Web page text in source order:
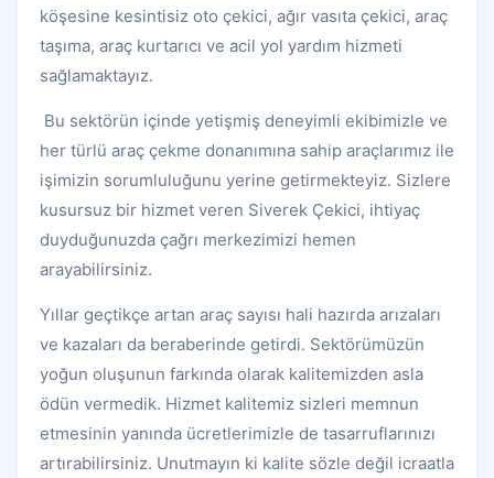
köşesine kesintisiz oto çekici, ağır vasıta çekici, araç
taşıma, araç kurtarıcı ve acil yol yardım hizmeti
sağlamaktayız.
Bu sektörün içinde yetişmiş deneyimli ekibimizle ve
her türlü araç çekme donanımına sahip araçlarımız ile
işimizin sorumluluğunu yerine getirmekteyiz. Sizlere
kusursuz bir hizmet veren Siverek Çekici, ihtiyaç
duyduğunuzda çağrı merkezimizi hemen
arayabilirsiniz.
Yıllar geçtikçe artan araç sayısı hali hazırda arızaları
ve kazaları da beraberinde getirdi. Sektörümüzün
yoğun oluşunun farkında olarak kalitemizden asla
ödün vermedik. Hizmet kalitemiz sizleri memnun
etmesinin yanında ücretlerimizle de tasarruflarınızı
artırabilirsiniz. Unutmayın ki kalite sözle değil icraatla